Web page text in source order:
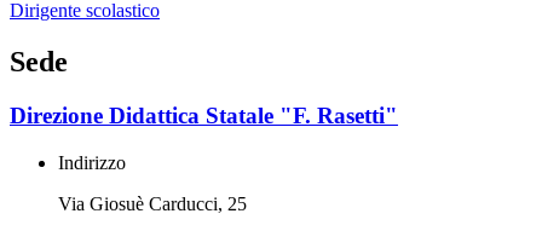
Dirigente scolastico
Sede
Direzione Didattica Statale "F. Rasetti"
Indirizzo
Via Giosuè Carducci, 25